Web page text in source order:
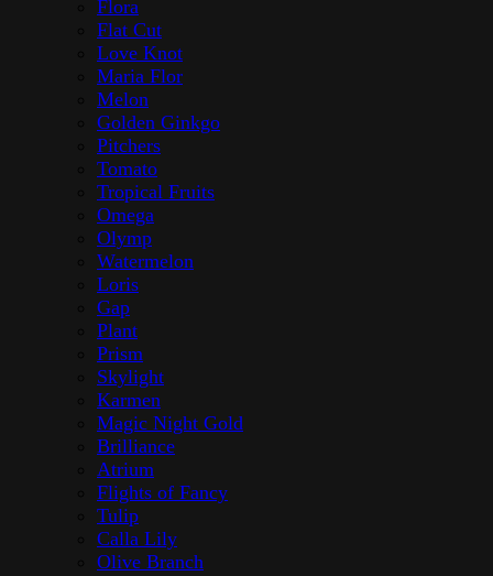
Flora
Flat Cut
Love Knot
Maria Flor
Melon
Golden Ginkgo
Pitchers
Tomato
Tropical Fruits
Omega
Olymp
Watermelon
Loris
Gap
Plant
Prism
Skylight
Karmen
Magic Night Gold
Brilliance
Atrium
Flights of Fancy
Tulip
Calla Lily
Olive Branch